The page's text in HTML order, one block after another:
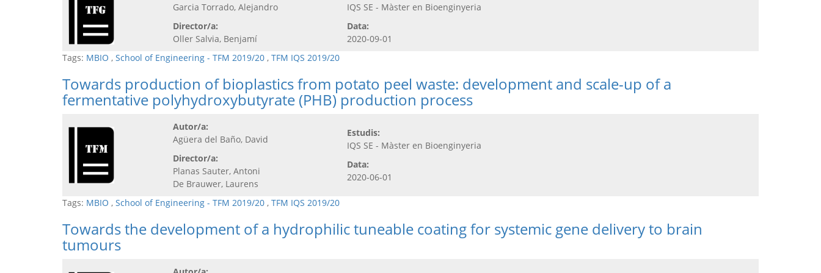
Garcia Torrado, Alejandro
Director/a:
Oller Salvia, Benjamí
IQS SE - Màster en Bioenginyeria
Data:
2020-09-01
Tags: MBIO , School of Engineering - TFM 2019/20 , TFM IQS 2019/20
Towards production of bioplastics from potato peel waste: development and scale-up of a
fermentative polyhydroxybutyrate (PHB) production process
Autor/a:
Agüera del Baño, David
Director/a:
Planas Sauter, Antoni
De Brauwer, Laurens
Estudis:
IQS SE - Màster en Bioenginyeria
Data:
2020-06-01
Tags: MBIO , School of Engineering - TFM 2019/20 , TFM IQS 2019/20
Towards the development of a hydrophilic tuneable coating for systemic gene delivery to brain
tumours